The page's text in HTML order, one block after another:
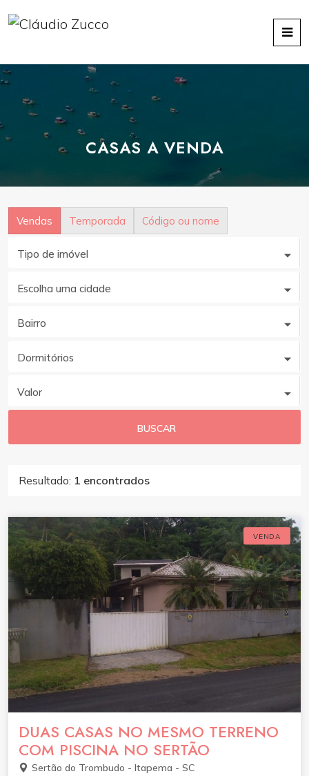
CASAS A VENDA
Vendas Temporada Código ou nome
Tipo de imóvel
Escolha uma cidade
Bairro
Dormitórios
Valor
BUSCAR
Resultado: 1 encontrados
VENDA
DUAS CASAS NO MESMO TERRENO
COM PISCINA NO SERTÃO
Sertão do Trombudo - Itapema - SC